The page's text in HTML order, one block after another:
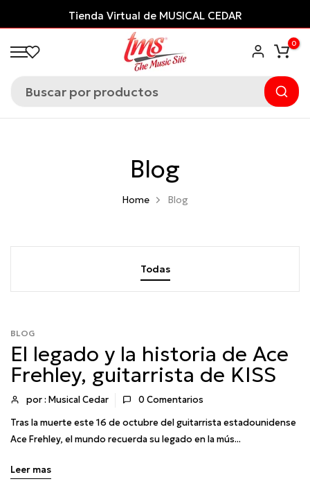
al
contenido
Tienda Virtual de MUSICAL CEDAR
0
Blog
Home Blog
Todas
BLOG
El legado y la historia de Ace
Frehley, guitarrista de KISS
por : Musical Cedar 0 Comentarios
Tras la muerte este 16 de octubre del guitarrista estadounidense
Ace Frehley, el mundo recuerda su legado en la mús...
Leer mas